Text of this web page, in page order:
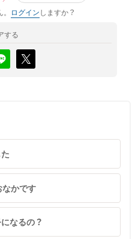
ログインしますか？
する
かです
なるの？